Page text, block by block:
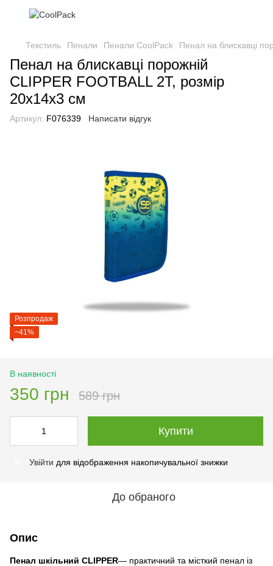
Текстиль Пенали Пенали CoolPack Пенал на блискавці
Пенал на блискавці порожній
CLIPPER FOOTBALL 2T, розмір
20х14х3 см
Артикул: F076339 Написати відгук
Розпродаж
−41%
В наявності
350 грн 589 грн
Купити
Увійти для відображення накопичувальної знижки
До обраного
Опис
Пенал шкільний CLIPPER— практичний та місткий пенал із